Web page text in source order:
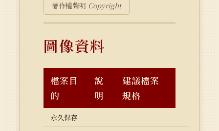
著作權聲明 Copyright
圖像資料
檔案目
的
說
明
建議檔案
規格
永久保存